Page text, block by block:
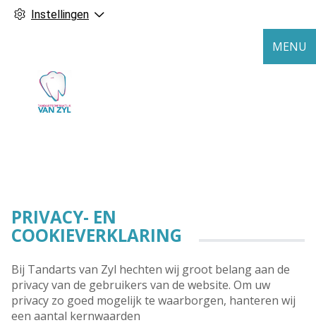
Instellingen
MENU
PRIVACY- EN
COOKIEVERKLARING
Bij Tandarts van Zyl hechten wij groot belang aan de
privacy van de gebruikers van de website. Om uw
privacy zo goed mogelijk te waarborgen, hanteren wij
een aantal kernwaarden